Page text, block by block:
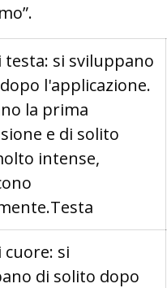
testa: si sviluppano
l'applicazione.
la prima
e di solito
intense,
cuore: si
di solito dopo